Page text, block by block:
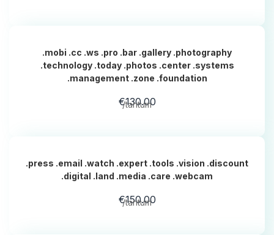
.mobi .cc .ws .pro .bar .gallery .photography
.technology .today .photos .center .systems
.management .zone .foundation
€130.00
/tantum
.press .email .watch .expert .tools .vision .discount
.digital .land .media .care .webcam
€150.00
/tantum